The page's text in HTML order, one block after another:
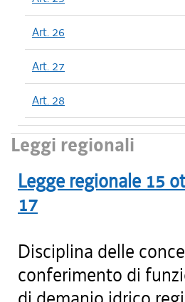
Art. 26
Art. 27
Art. 28
Leggi regionali
Legge regionale 15
17
Disciplina delle
conferimento di